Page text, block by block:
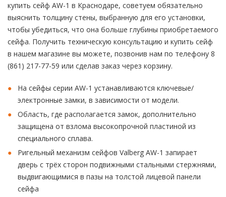
купить сейф AW-1 в Краснодаре, советуем обязательно
выяснить толщину стены, выбранную для его установки,
чтобы убедиться, что она больше глубины приобретаемого
сейфа. Получить техническую консультацию и купить сейф
в нашем магазине вы можете, позвонив нам по телефону 8
(861) 217-77-59 или сделав заказ через корзину.
На сейфы серии AW-1 устанавливаются ключевые/
электронные замки, в зависимости от модели.
Область, где располагается замок, дополнительно
защищена от взлома высокопрочной пластиной из
специального сплава.
Ригельный механизм сейфов Valberg AW-1 запирает
дверь с трёх сторон подвижными стальными стержнями,
выдвигающимися в пазы на толстой лицевой панели
сейфа